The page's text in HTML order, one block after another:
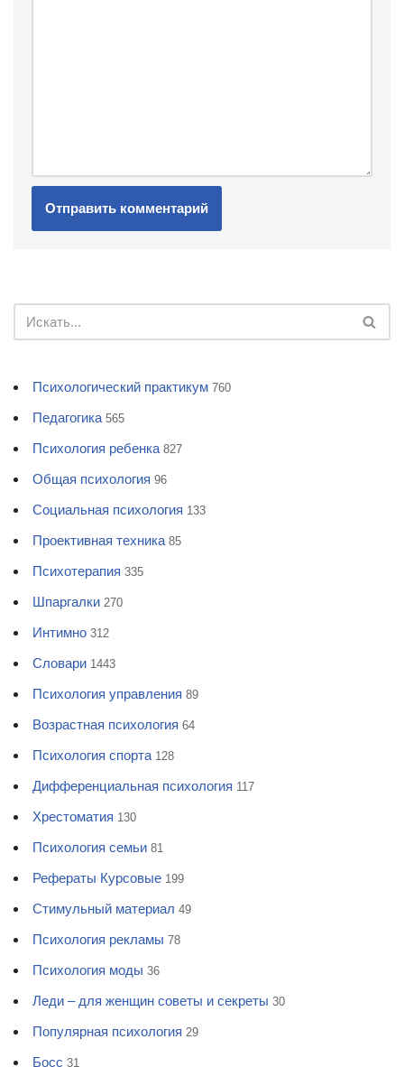
Психологический практикум 760
Педагогика 565
Психология ребенка 827
Общая психология 96
Социальная психология 133
Проективная техника 85
Психотерапия 335
Шпаргалки 270
Интимно 312
Словари 1443
Психология управления 89
Возрастная психология 64
Психология спорта 128
Дифференциальная психология 117
Хрестоматия 130
Психология семьи 81
Рефераты Курсовые 199
Стимульный материал 49
Психология рекламы 78
Психология моды 36
Леди – для женщин советы и секреты 30
Популярная психология 29
Босс 31